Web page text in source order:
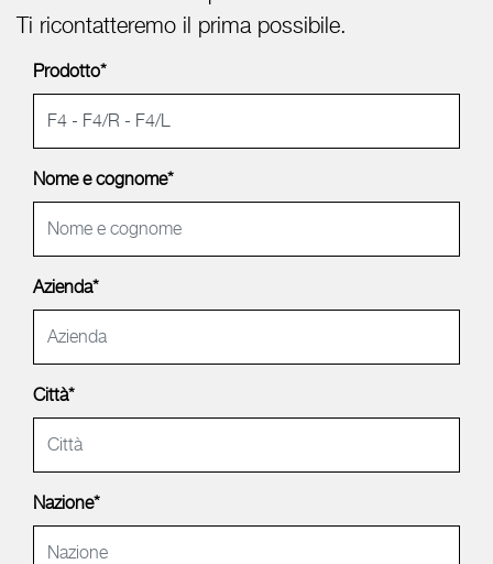
Ti ricontatteremo il prima possibile.
Prodotto*
Nome e cognome*
Azienda*
Città*
Nazione*